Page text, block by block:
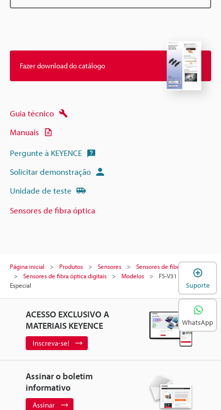
Fazer download do catálogo
Guia técnico
Manuais
Pergunte à KEYENCE
Solicitar demonstração
Unidade de teste
Sensores de fibra óptica
Página inicial Produtos Sensores
Sensores de fibra óptica
Sensores de fibra óptica digitais
Modelos
FS-V31 Pedido
Especial
ACESSO EXCLUSIVO A
MATERIAIS KEYENCE
Inscreva-se!
Assinar o boletim
informativo
Assinar
Suporte
WhatsApp